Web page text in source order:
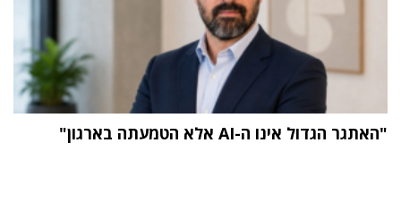
"האתגר הגדול אינו ה-AI אלא הטמעתה בארגון"